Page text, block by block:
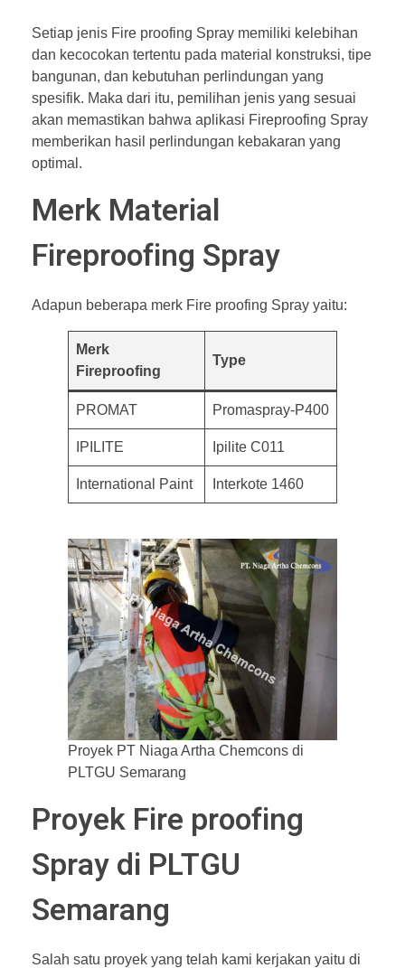
Setiap jenis Fire proofing Spray memiliki kelebihan
dan kecocokan tertentu pada material konstruksi, tipe
bangunan, dan kebutuhan perlindungan yang
spesifik. Maka dari itu, pemilihan jenis yang sesuai
akan memastikan bahwa aplikasi Fireproofing Spray
memberikan hasil perlindungan kebakaran yang
optimal.
Merk Material
Fireproofing Spray
Adapun beberapa merk Fire proofing Spray yaitu:
Merk
Fireproofing
Type
PROMAT Promaspray-P400
IPILITE Ipilite C011
International Paint Interkote 1460
Proyek PT Niaga Artha Chemcons di
PLTGU Semarang
Proyek Fire proofing
Spray di PLTGU
Semarang
Salah satu proyek yang telah kami kerjakan yaitu di